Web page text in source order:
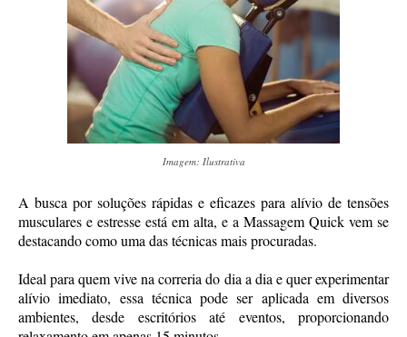
Imagem: Ilustrativa
A busca por soluções rápidas e eficazes para alívio de tensões
musculares e estresse está em alta, e a Massagem Quick vem se
destacando como uma das técnicas mais procuradas.
Ideal para quem vive na correria do dia a dia e quer experimentar
alívio imediato, essa técnica pode ser aplicada em diversos
ambientes, desde escritórios até eventos, proporcionando